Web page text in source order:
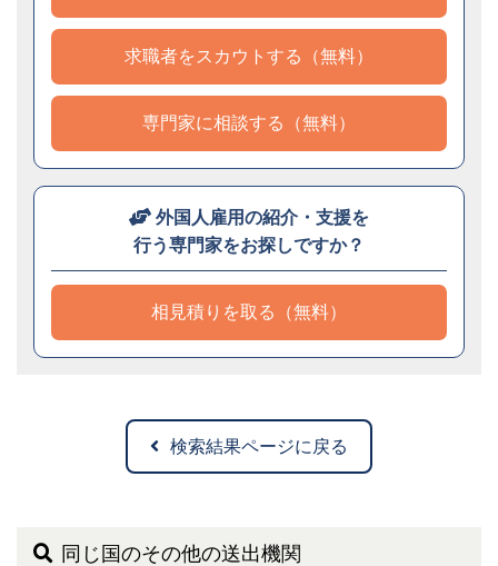
求職者をスカウトする（無料）
専門家に相談する（無料）
外国人雇用の紹介・支援を
行う専門家をお探しですか？
相見積りを取る（無料）
検索結果ページに戻る
同じ国のその他の送出機関